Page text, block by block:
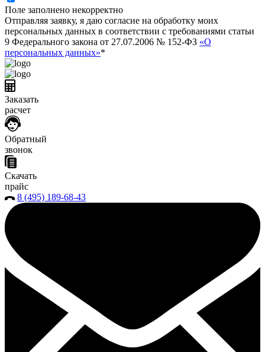
Поле заполнено некорректно
Отправляя заявку, я даю согласие на обработку моих
персональных данных в соответствии с требованиями статьи
9 Федерального закона от 27.07.2006 № 152-ФЗ «О
персональных данных»*
Заказать
расчет
Обратный
звонок
Скачать
прайс
8 (495) 189-68-43